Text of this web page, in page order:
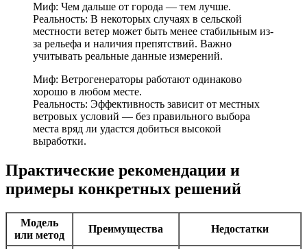
Миф: Чем дальше от города — тем лучше.
Реальность: В некоторых случаях в сельской
местности ветер может быть менее стабильным из-
за рельефа и наличия препятствий. Важно
учитывать реальные данные измерений.
Миф: Ветрогенераторы работают одинаково
хорошо в любом месте.
Реальность: Эффективность зависит от местных
ветровых условий — без правильного выбора
места вряд ли удастся добиться высокой
выработки.
Практические рекомендации и
примеры конкретных решений
Модель
или метод
Преимущества Недостатки